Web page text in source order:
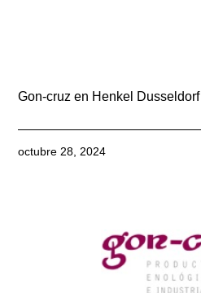
Gon-cruz en Henkel Dusseldorf
octubre 28, 2024